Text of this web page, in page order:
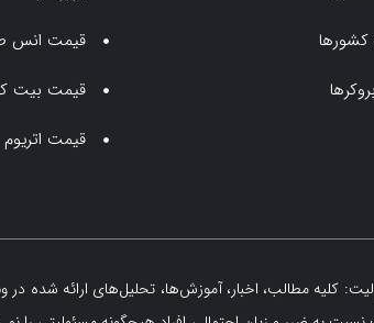
کشورها
قیمت انس
قیمت بیت
قیمت اتریوم
کلیه مطالب، اخبار، آموزش‌ها، تحلیل‌های ارائه شده در